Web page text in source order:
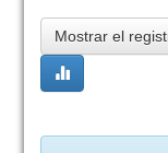
Mostrar el